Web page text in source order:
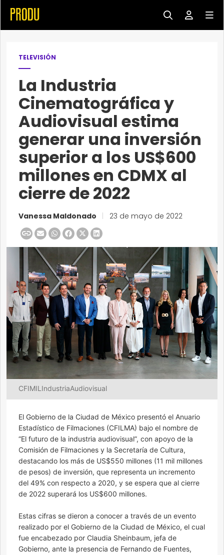
TELEVISIÓN
La Industria
Cinematográfica y
Audiovisual estima
generar una inversión
superior a los US$600
millones en CDMX al
cierre de 2022
Vanessa Maldonado 23 de mayo de 2022
CFIMILIndustriaAudiovisual
El Gobierno de la Ciudad de México presentó el Anuario
Estadístico de Filmaciones (CFILMA) bajo el nombre de
“El futuro de la industria audiovisual”, con apoyo de la
Comisión de Filmaciones y la Secretaría de Cultura,
destacando los más de US$550 millones (11 mil millones
de pesos) de inversión, que representa un incremento
del 49% con respecto a 2020, y se espera que al cierre
de 2022 superará los US$600 millones.
Estas cifras se dieron a conocer a través de un evento
realizado por el Gobierno de la Ciudad de México, el cual
fue encabezado por Claudia Sheinbaum, jefa de
Gobierno, ante la presencia de Fernando de Fuentes,